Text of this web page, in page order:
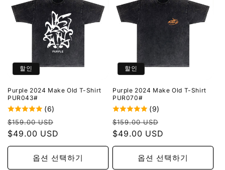
할인
Purple 2024 Make Old T-Shirt
PUR043#
(6)
정
가
$159.00 USD
가
$49.00 USD
옵션 선택하기
할인
Purple 2024 Make Old T-Shirt
PUR070#
(9)
정
가
$159.00 USD
가
$49.00 USD
옵션 선택하기